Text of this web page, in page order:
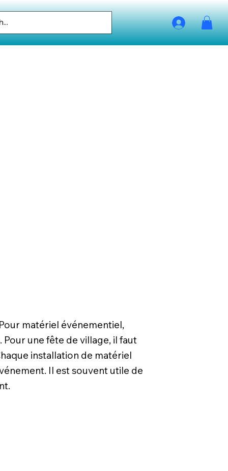
matériel événementiel,
une fête de village, il faut
installation de matériel
Il est souvent utile de